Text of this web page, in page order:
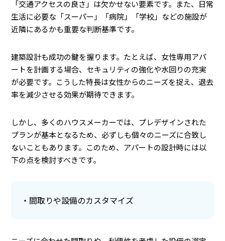
「交通アクセスの良さ」は欠かせない要素です。また、日常
生活に必要な「スーパー」「病院」「学校」などの施設が
近隣にあるかも重要な判断基準です。
建築設計も成功の鍵を握ります。たとえば、女性専用アパ
ートを計画する場合、セキュリティの強化や水回りの充実
が必要です。こうした特長は女性からのニーズを捉え、退去
率を減少させる効果が期待できます。
しかし、多くのハウスメーカーでは、プレデザインされた
プランが基本となるため、必ずしも個々のニーズに合致し
ないこともあります。このため、アパートの設計時には以
下の点を検討すべきです。
間取りや設備のカスタマイズ